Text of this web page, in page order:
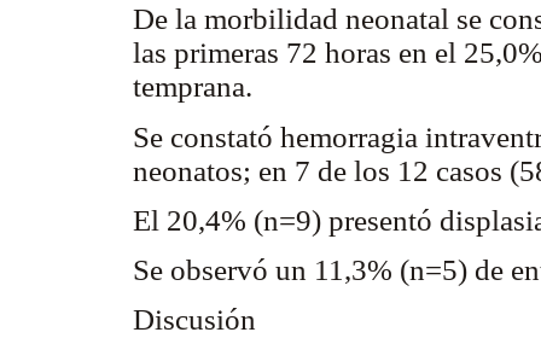
De la morbilidad neonatal se
las primeras 72 horas en el
temprana.
Se constató hemorragia
neonatos; en 7 de los 12 casos
El 20,4% (n=9) presentó
Se observó un 11,3% (n=5) de
Discusión